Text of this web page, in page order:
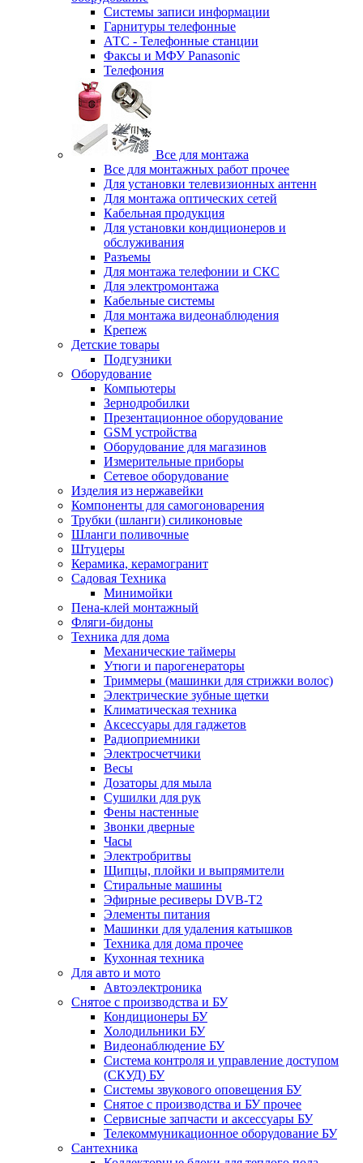
Системы записи информации
Гарнитуры телефонные
АТС - Телефонные станции
Факсы и МФУ Panasonic
Телефония
Все для монтажа
Все для монтажных работ прочее
Для установки телевизионных антенн
Для монтажа оптических сетей
Кабельная продукция
Для установки кондиционеров и
обслуживания
Разъемы
Для монтажа телефонии и СКС
Для электромонтажа
Кабельные системы
Для монтажа видеонаблюдения
Крепеж
Детские товары
Подгузники
Оборудование
Компьютеры
Зернодробилки
Презентационное оборудование
GSM устройства
Оборудование для магазинов
Измерительные приборы
Сетевое оборудование
Изделия из нержавейки
Компоненты для самогоноварения
Трубки (шланги) силиконовые
Шланги поливочные
Штуцеры
Керамика, керамогранит
Садовая Техника
Минимойки
Пена-клей монтажный
Фляги-бидоны
Техника для дома
Механические таймеры
Утюги и парогенераторы
Триммеры (машинки для стрижки волос)
Электрические зубные щетки
Климатическая техника
Аксессуары для гаджетов
Радиоприемники
Электросчетчики
Весы
Дозаторы для мыла
Сушилки для рук
Фены настенные
Звонки дверные
Часы
Электробритвы
Щипцы, плойки и выпрямители
Стиральные машины
Эфирные ресиверы DVB-T2
Элементы питания
Машинки для удаления катышков
Техника для дома прочее
Кухонная техника
Для авто и мото
Автоэлектроника
Снятое с производства и БУ
Кондиционеры БУ
Холодильники БУ
Видеонаблюдение БУ
Система контроля и управление доступом
(СКУД) БУ
Системы звукового оповещения БУ
Снятое с производства и БУ прочее
Сервисные запчасти и аксессуары БУ
Телекоммуникационное оборудование БУ
Сантехника